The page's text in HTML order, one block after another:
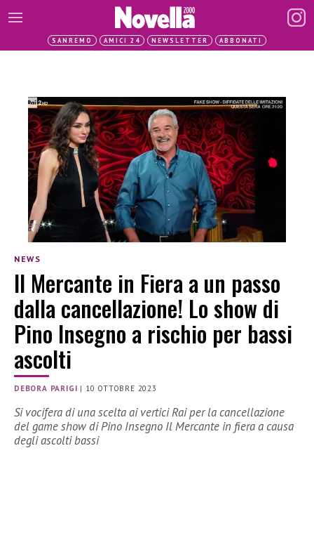
SANREMO AMICI 24 NEWSLETTER ABBONATI
NEWS
Il Mercante in Fiera a un passo
dalla cancellazione! Lo show di
Pino Insegno a rischio per bassi
ascolti
DEBORA PARIGI | 10 OTTOBRE 2023
Si vocifera di una scelta ai vertici Rai per la cancellazione
del game show di Pino Insegno Il Mercante in fiera a causa
degli ascolti bassi